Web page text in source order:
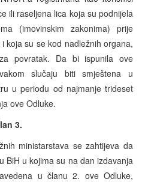
ili raseljena lica koja su podnijela
(imovinskim zakonima) prije
koja su se kod nadležnih organa,
povratak. Da bi ispunila ove
slučaju biti smještena u
u periodu od najmanje trideset
ove Odluke.
3.
ministarstava se zahtijeva da
BiH u kojima su na dan izdavanja
u članu 2. ove Odluke,